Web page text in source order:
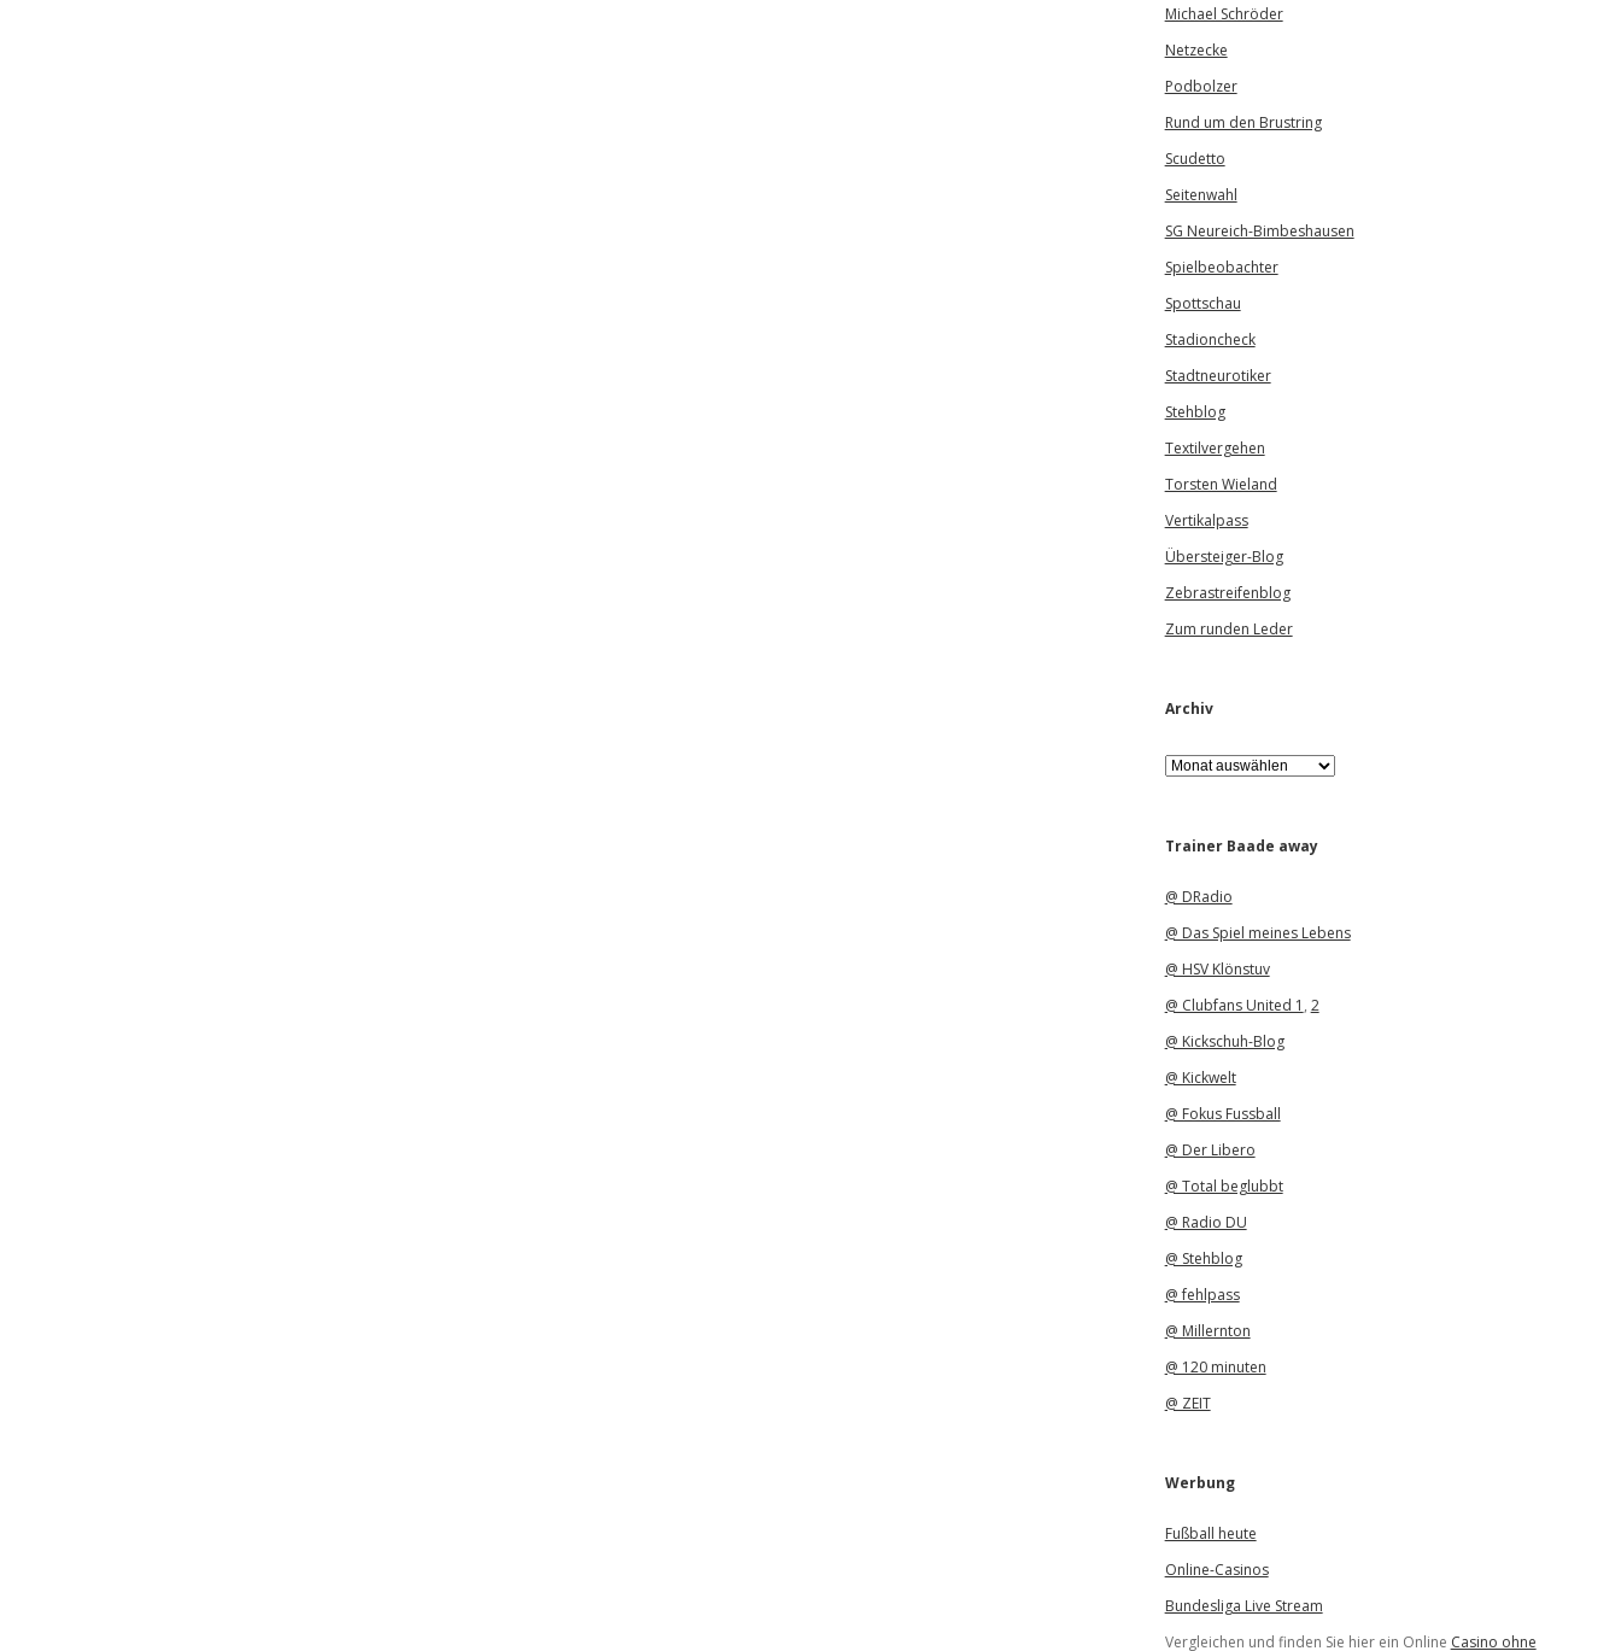
Michael Schröder
Netzecke
Podbolzer
Rund um den Brustring
Scudetto
Seitenwahl
SG Neureich-Bimbeshausen
Spielbeobachter
Spottschau
Stadioncheck
Stadtneurotiker
Stehblog
Textilvergehen
Torsten Wieland
Vertikalpass
Übersteiger-Blog
Zebrastreifenblog
Zum runden Leder
Archiv
A
r
iTrainer Baade away
@ DRadio
@ Das Spiel meines Lebens
@ HSV Klönstuv
@ Clubfans United 1 , 2
@ Kickschuh-Blog
@ Kickwelt
@ Fokus Fussball
@ Der Libero
@ Total beglubbt
@ Radio DU
@ Stehblog
@ fehlpass
@ Millernton
@ 120 minuten
@ ZEIT
Werbung
Fußball heute
Online-Casinos
Bundesliga Live Stream
Vergleichen und finden Sie hier ein Online Casino ohne